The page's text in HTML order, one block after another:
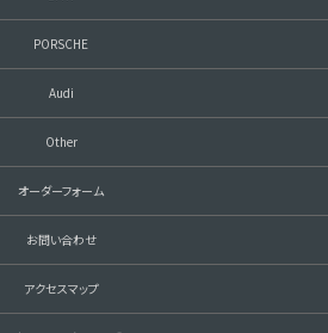
PORSCHE
Audi
Other
オーダーフォーム
お問い合わせ
アクセスマップ